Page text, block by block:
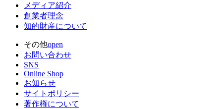
メディア紹介
創業者理念
知的財産について
その他open
お問い合わせ
SNS
Online Shop
お知らせ
サイトポリシー
著作権について